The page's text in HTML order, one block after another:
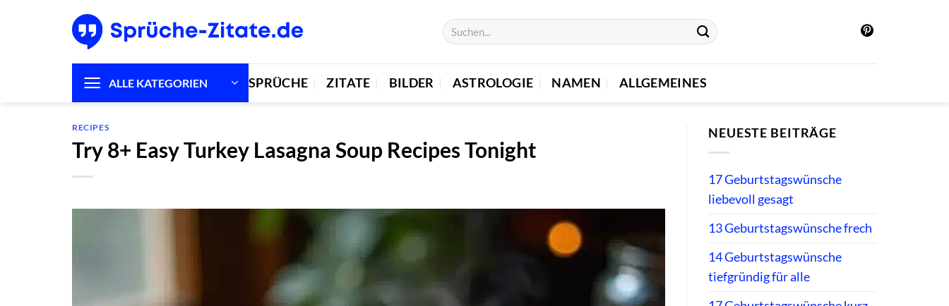
ALLE KATEGORIEN SPRÜCHE ZITATE BILDER ASTROLOGIE NAMEN ALLGEMEINES
RECIPES
Try 8+ Easy Turkey Lasagna Soup Recipes Tonight
NEUESTE BEITRÄGE
17 Geburtstagswünsche
liebevoll gesagt
13 Geburtstagswünsche frech
14 Geburtstagswünsche
tiefgründig für alle